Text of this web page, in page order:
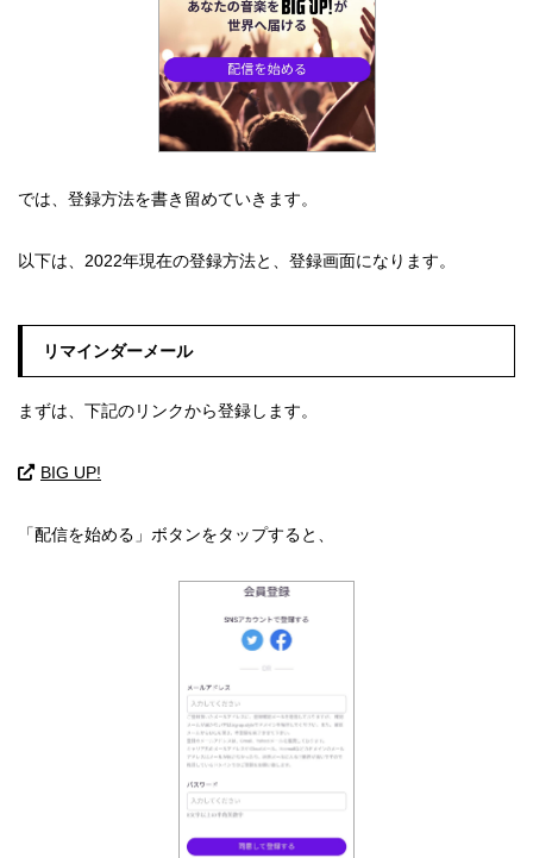
では、登録方法を書き留めていきます。
以下は、2022年現在の登録方法と、登録画面になります。
リマインダーメール
まずは、下記のリンクから登録します。
BIG UP!
「配信を始める」ボタンをタップすると、